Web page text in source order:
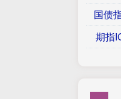
国债
期指